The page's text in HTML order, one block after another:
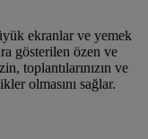
ekranlar ve yemek
gösterilen özen ve
toplantılarınızın ve
olmasını sağlar.